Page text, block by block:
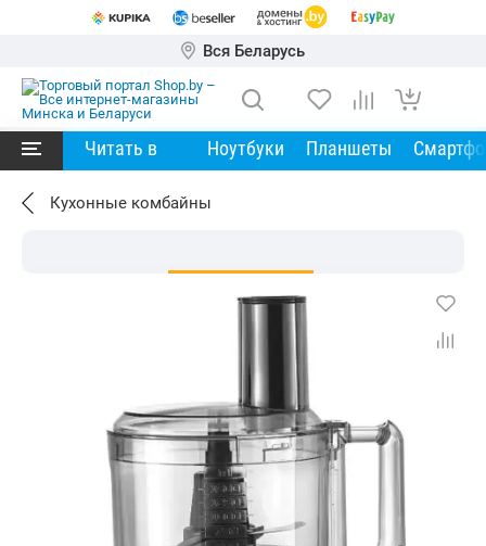
Вся Беларусь
Читать в Ноутбуки Планшеты
Кухонные комбайны